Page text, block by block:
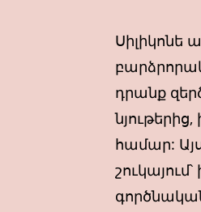
Սիլիկոնե
դրանք
համար: